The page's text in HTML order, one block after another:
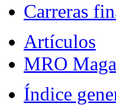
Carreras
Artículos
MRO
Índice